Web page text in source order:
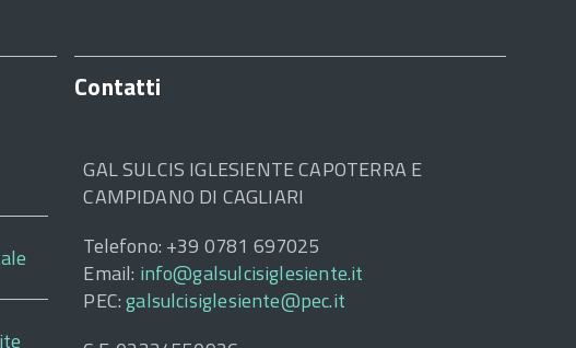
Contatti
GAL SULCIS IGLESIENTE CAPOTERRA E
CAMPIDANO DI CAGLIARI
Telefono: +39 0781 697025
Email: info@galsulcisiglesiente.it
PEC:galsulcisiglesiente@pec.it